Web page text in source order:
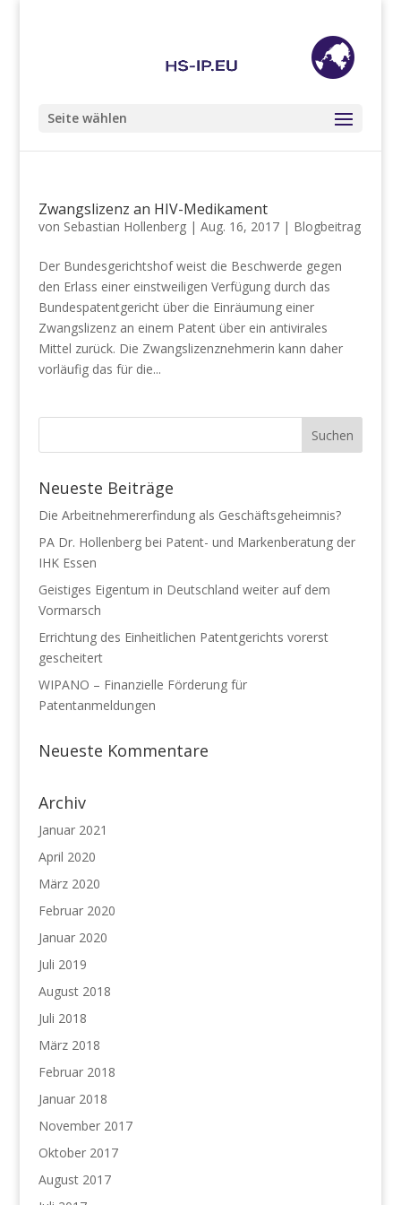
Seite wählen
Zwangslizenz an HIV-Medikament
von Sebastian Hollenberg| Aug. 16, 2017| Blogbeitrag
Der Bundesgerichtshof weist die Beschwerde gegen
den Erlass einer einstweiligen Verfügung durch das
Bundespatentgericht über die Einräumung einer
Zwangslizenz an einem Patent über ein antivirales
Mittel zurück. Die Zwangslizenznehmerin kann daher
vorläufig das für die...
Neueste Beiträge
Die Arbeitnehmererfindung als Geschäftsgeheimnis?
PA Dr. Hollenberg bei Patent- und Markenberatung der
IHK Essen
Geistiges Eigentum in Deutschland weiter auf dem
Vormarsch
Errichtung des Einheitlichen Patentgerichts vorerst
gescheitert
WIPANO – Finanzielle Förderung für
Patentanmeldungen
Neueste Kommentare
Archiv
Januar 2021
April 2020
März 2020
Februar 2020
Januar 2020
Juli 2019
August 2018
Juli 2018
März 2018
Februar 2018
Januar 2018
November 2017
Oktober 2017
August 2017